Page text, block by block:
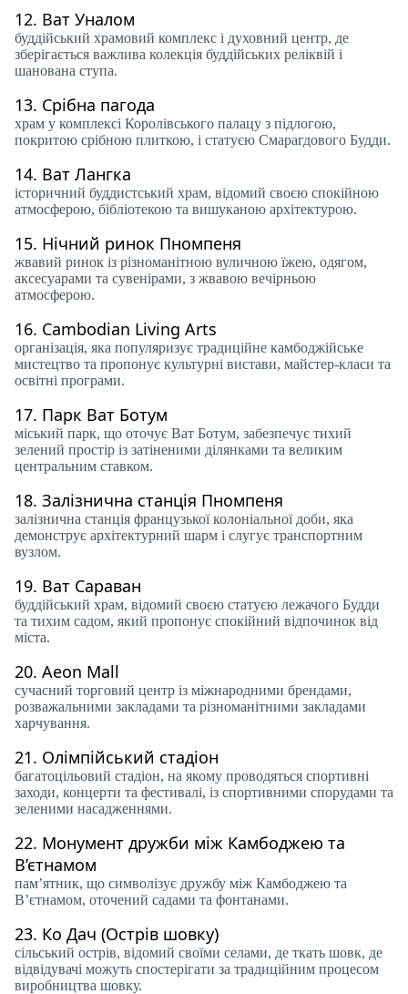
12. Ват Уналом
буддійський храмовий комплекс і духовний центр, де
зберігається важлива колекція буддійських реліквій і
шанована ступа.
13. Срібна пагода
храм у комплексі Королівського палацу з підлогою,
покритою срібною плиткою, і статуєю Смарагдового Будди.
14. Ват Лангка
історичний буддистський храм, відомий своєю спокійною
атмосферою, бібліотекою та вишуканою архітектурою.
15. Нічний ринок Пномпеня
жвавий ринок із різноманітною вуличною їжею, одягом,
аксесуарами та сувенірами, з жвавою вечірньою
атмосферою.
16. Cambodian Living Arts
організація, яка популяризує традиційне камбоджійське
мистецтво та пропонує культурні вистави, майстер-класи та
освітні програми.
17. Парк Ват Ботум
міський парк, що оточує Ват Ботум, забезпечує тихий
зелений простір із затіненими ділянками та великим
центральним ставком.
18. Залізнична станція Пномпеня
залізнична станція французької колоніальної доби, яка
демонструє архітектурний шарм і слугує транспортним
вузлом.
19. Ват Сараван
буддійський храм, відомий своєю статуєю лежачого Будди
та тихим садом, який пропонує спокійний відпочинок від
міста.
20. Aeon Mall
сучасний торговий центр із міжнародними брендами,
розважальними закладами та різноманітними закладами
харчування.
21. Олімпійський стадіон
багатоцільовий стадіон, на якому проводяться спортивні
заходи, концерти та фестивалі, із спортивними спорудами та
зеленими насадженнями.
22. Монумент дружби між Камбоджею та
В’єтнамом
пам’ятник, що символізує дружбу між Камбоджею та
В’єтнамом, оточений садами та фонтанами.
23. Ко Дач (Острів шовку)
сільський острів, відомий своїми селами, де ткать шовк, де
відвідувачі можуть спостерігати за традиційним процесом
виробництва шовку.